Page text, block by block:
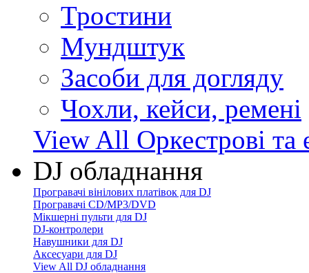
Тростини
Мундштук
Засоби для догляду
Чохли, кейси, ремені
View All Оркестрові та
DJ обладнання
Програвачі вінілових платівок для DJ
Програвачі CD/MP3/DVD
Мікшерні пульти для DJ
DJ-контролери
Навушники для DJ
Аксесуари для DJ
View All DJ обладнання